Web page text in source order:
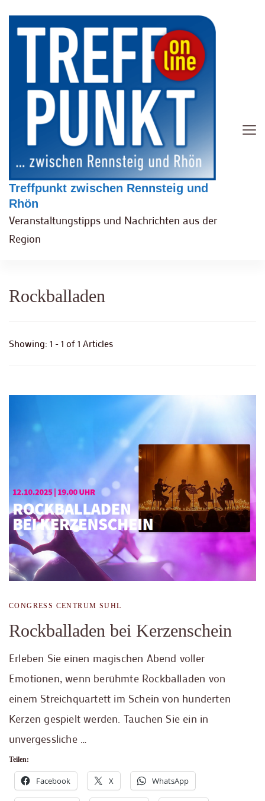
Treffpunkt zwischen Rennsteig und
Rhön
Veranstaltungstipps und Nachrichten aus der
Region
Rockballaden
Showing: 1 - 1 of 1 Articles
CONGRESS CENTRUM SUHL
Rockballaden bei Kerzenschein
Erleben Sie einen magischen Abend voller
Emotionen, wenn berühmte Rockballaden von
einem Streichquartett im Schein von hunderten
Kerzen gespielt werden. Tauchen Sie ein in
unvergessliche …
Teilen:
Facebook X WhatsApp